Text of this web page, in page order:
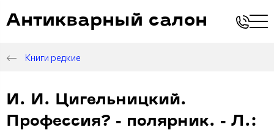
Антикварный салон
Книги редкие
И. И. Цигельницкий.
Профессия? - полярник. - Л.: